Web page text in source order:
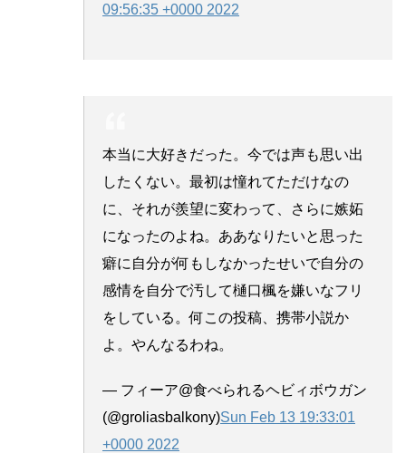
09:56:35 +0000 2022
本当に大好きだった。今では声も思い出
したくない。最初は憧れてただけなの
に、それが羨望に変わって、さらに嫉妬
になったのよね。ああなりたいと思った
癖に自分が何もしなかったせいで自分の
感情を自分で汚して樋口楓を嫌いなフリ
をしている。何この投稿、携帯小説か
よ。やんなるわね。
— フィーア@食べられるヘビィボウガン
(@groliasbalkony)Sun Feb 13 19:33:01
+0000 2022